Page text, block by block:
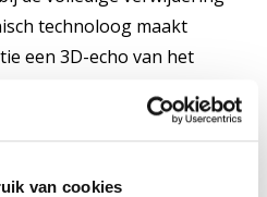
van cookies
technoloog maakt
een 3D-echo van het
Zo kan een tweede
zoals bestraling